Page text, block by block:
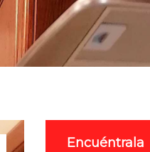
Encuéntrala